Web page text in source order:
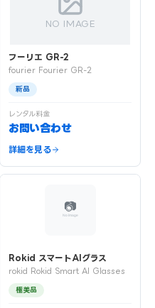
NO IMAGE
フーリエ GR-2
fourier Fourier GR-2
新品
レンタル料金
お問い合わせ
詳細を見る
Rokid スマートAIグラス
rokid Rokid Smart AI Glasses
極美品